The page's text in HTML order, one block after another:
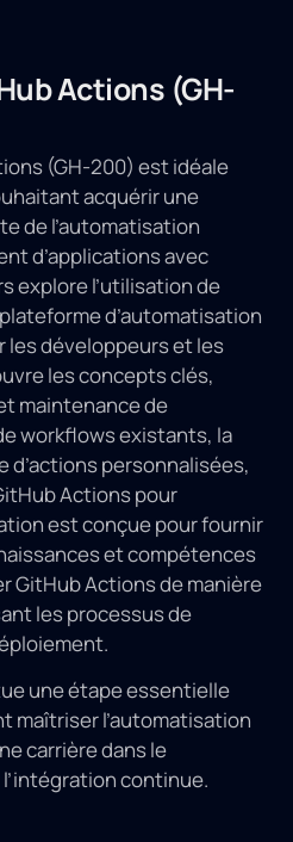
Actions (GH-
(GH-200) est idéale
acquérir une
de l’automatisation
d’applications avec
explore l’utilisation de
d’automatisation
développeurs et les
les concepts clés,
maintenance de
workflows existants, la
personnalisées,
Actions pour
est conçue pour fournir
et compétences
GitHub Actions de manière
les processus de
une étape essentielle
maîtriser l’automatisation
carrière dans le
continue.